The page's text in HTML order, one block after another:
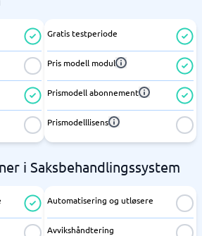
Gratis testperiode
Pris modell modul
Prismodell abonnement
Prismodelllisens
i Saksbehandlingssystem
Automatisering og utløsere
Avvikshåndtering